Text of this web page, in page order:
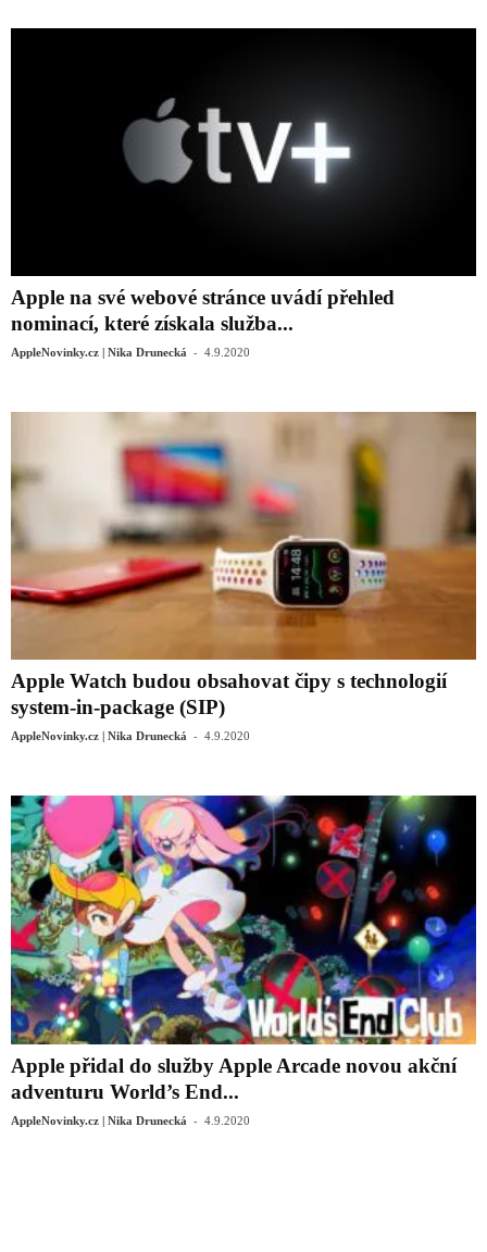
Apple na své webové stránce uvádí přehled
nominací, které získala služba...
AppleNovinky.cz | Nika Drunecká - 4.9.2020
Apple Watch budou obsahovat čipy s technologií
system-in-package (SIP)
AppleNovinky.cz | Nika Drunecká - 4.9.2020
Apple přidal do služby Apple Arcade novou akční
adventuru World’s End...
AppleNovinky.cz | Nika Drunecká - 4.9.2020